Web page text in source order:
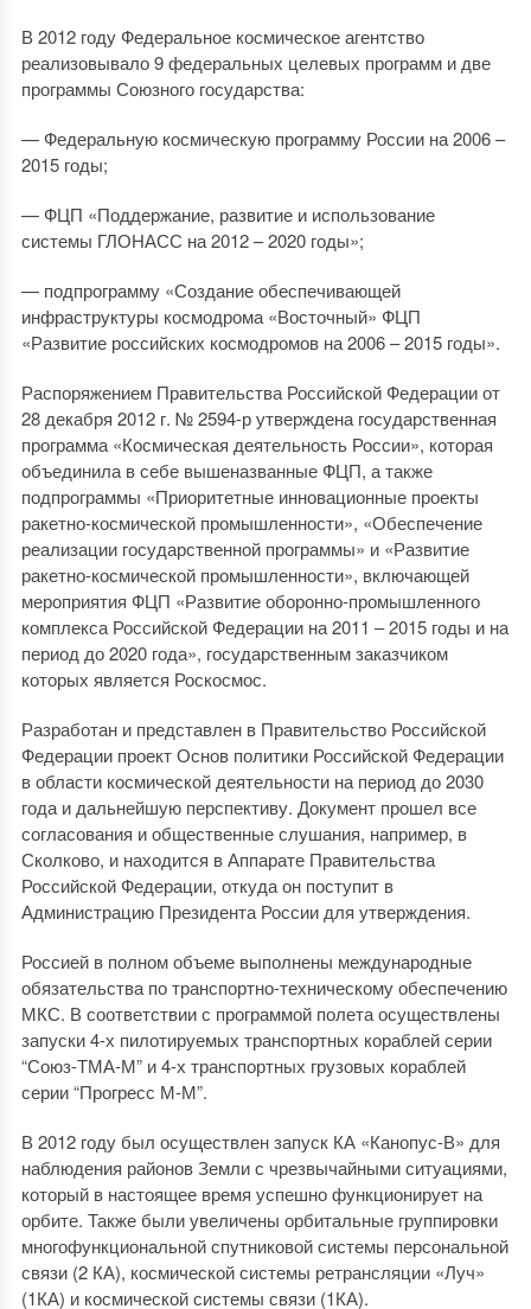
В 2012 году Федеральное космическое агентство
реализовывало 9 федеральных целевых программ и две
программы Союзного государства:
— Федеральную космическую программу России на 2006 –
2015 годы;
— ФЦП «Поддержание, развитие и использование
системы ГЛОНАСС на 2012 – 2020 годы»;
— подпрограмму «Создание обеспечивающей
инфраструктуры космодрома «Восточный» ФЦП
«Развитие российских космодромов на 2006 – 2015 годы».
Распоряжением Правительства Российской Федерации от
28 декабря 2012 г. № 2594-р утверждена государственная
программа «Космическая деятельность России», которая
объединила в себе вышеназванные ФЦП, а также
подпрограммы «Приоритетные инновационные проекты
ракетно-космической промышленности», «Обеспечение
реализации государственной программы» и «Развитие
ракетно-космической промышленности», включающей
мероприятия ФЦП «Развитие оборонно-промышленного
комплекса Российской Федерации на 2011 – 2015 годы и на
период до 2020 года», государственным заказчиком
которых является Роскосмос.
Разработан и представлен в Правительство Российской
Федерации проект Основ политики Российской Федерации
в области космической деятельности на период до 2030
года и дальнейшую перспективу. Документ прошел все
согласования и общественные слушания, например, в
Сколково, и находится в Аппарате Правительства
Российской Федерации, откуда он поступит в
Администрацию Президента России для утверждения.
Россией в полном объеме выполнены международные
обязательства по транспортно-техническому обеспечению
МКС. В соответствии с программой полета осуществлены
запуски 4-х пилотируемых транспортных кораблей серии
“Союз-ТМА-М” и 4-х транспортных грузовых кораблей
серии “Прогресс М-М”.
В 2012 году был осуществлен запуск КА «Канопус-В» для
наблюдения районов Земли с чрезвычайными ситуациями,
который в настоящее время успешно функционирует на
орбите. Также были увеличены орбитальные группировки
многофункциональной спутниковой системы персональной
связи (2 КА), космической системы ретрансляции «Луч»
(1КА) и космической системы связи (1КА).